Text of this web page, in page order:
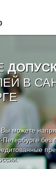
В
можете
Петербурге без